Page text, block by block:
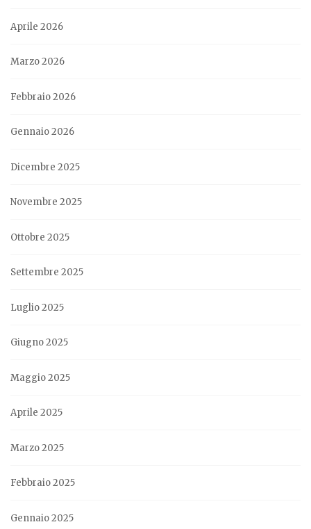
Aprile 2026
Marzo 2026
Febbraio 2026
Gennaio 2026
Dicembre 2025
Novembre 2025
Ottobre 2025
Settembre 2025
Luglio 2025
Giugno 2025
Maggio 2025
Aprile 2025
Marzo 2025
Febbraio 2025
Gennaio 2025